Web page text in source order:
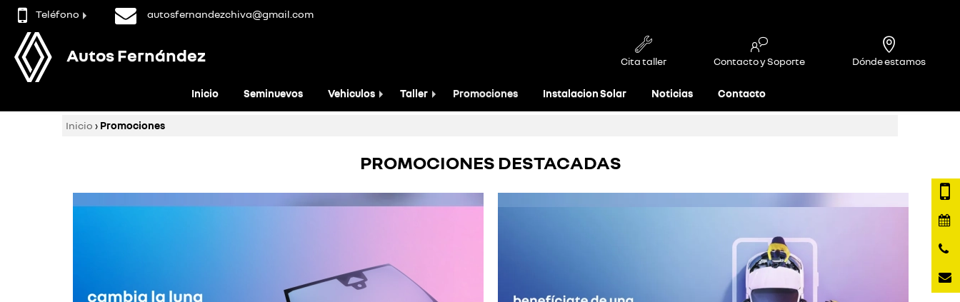
Teléfono autosfernandezchiva@gmail.com
Autos Fernández Cita taller Contacto y Soporte Dónde estamos
Inicio Seminuevos Vehiculos Taller Promociones Instalacion Solar Noticias Contacto
Inicio › Promociones
PROMOCIONES DESTACADAS